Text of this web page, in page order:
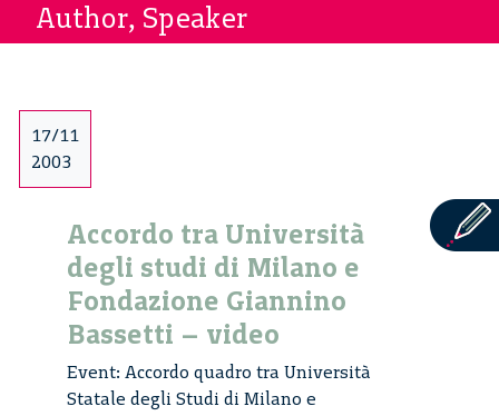
Author, Speaker
17/11
2003
Accordo tra Università
degli studi di Milano e
Fondazione Giannino
Bassetti – video
Event: Accordo quadro tra Università
Statale degli Studi di Milano e